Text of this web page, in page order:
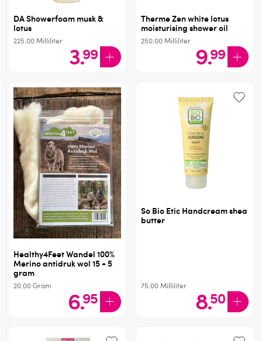
DA Showerfoam musk &
lotus
225.00Milliliter 3.99
Therme Zen white lotus
moisturising shower oil
250.00Milliliter 9.99
Healthy4Feet Wandel 100%
Merino antidruk wol 15 + 5
gram
20.00Gram 6.95
So Bio Etic Handcream shea
butter
75.00 Milliliter 8.50